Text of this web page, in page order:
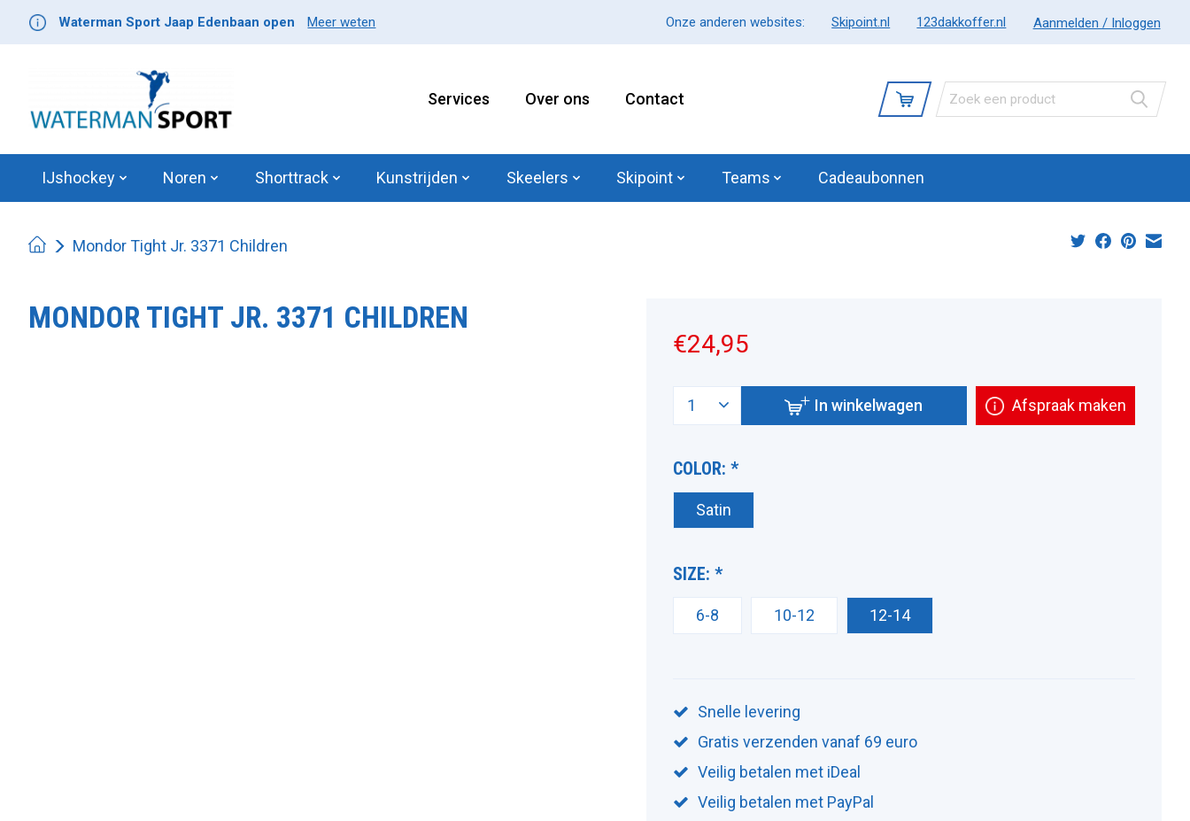
Waterman Sport Jaap Edenbaan open Meer weten Onze anderen websites: Skipoint.nl 123dakkoffer.nl Aanmelden / Inloggen
Services Over ons Contact
IJshockey Noren Shorttrack Kunstrijden Skeelers Skipoint Teams Cadeaubonnen
Mondor Tight Jr. 3371 Children
MONDOR TIGHT JR. 3371 CHILDREN
€24,95
In winkelwagen Afspraak maken
COLOR: *
Satin
SIZE: *
6-8 10-12 12-14
Snelle levering
Gratis verzenden vanaf 69 euro
Veilig betalen met iDeal
Veilig betalen met PayPal